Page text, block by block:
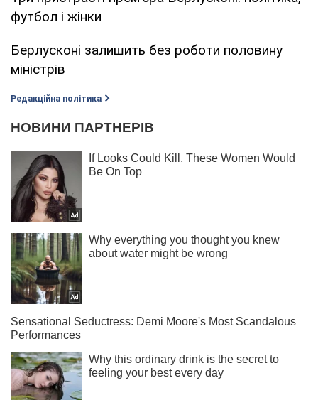
футбол і жінки
Берлусконі залишить без роботи половину
міністрів
Редакційна політика